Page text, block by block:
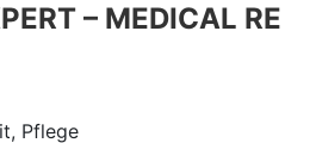
– MEDICAL RE
Pflege